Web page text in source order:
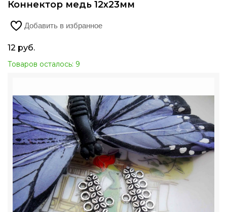
Коннектор медь 12х23мм
Добавить в избранное
12 руб.
Товаров осталось: 9